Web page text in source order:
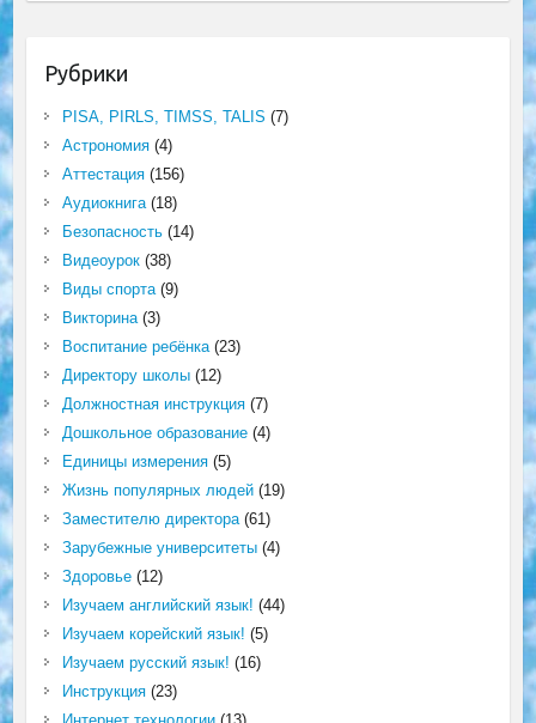
Рубрики
PISA, PIRLS, TIMSS, TALIS (7)
Астрономия(4)
Аттестация(156)
Аудиокнига(18)
Безопасность(14)
Видеоурок(38)
Виды спорта(9)
Викторина(3)
Воспитание ребёнка(23)
Директору школы(12)
Должностная инструкция(7)
Дошкольное образование(4)
Единицы измерения(5)
Жизнь популярных людей(19)
Заместителю директора(61)
Зарубежные университеты(4)
Здоровье(12)
Изучаем английский язык! (44)
Изучаем корейский язык! (5)
Изучаем русский язык! (16)
Инструкция(23)